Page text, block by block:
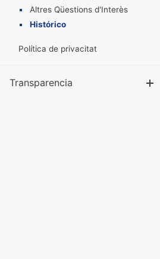
Altres Qüestions d'Interès
Histórico
Política de privacitat
Transparencia